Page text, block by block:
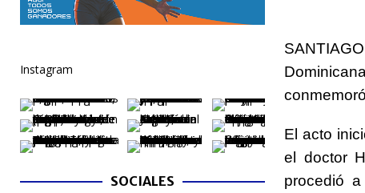
NACIONALES
Código Penal reúne a periodistas
[ 04/08/2026 ] Arritmia puede explicar por qué el
[ 04/08/2026 ]
Amistad 2026 llevará atención
[ 04/08/2026 ]
Migración somete a la justicia a
NACIONALES
El acto
el doctor
procedió
Instagram
SOCIALES